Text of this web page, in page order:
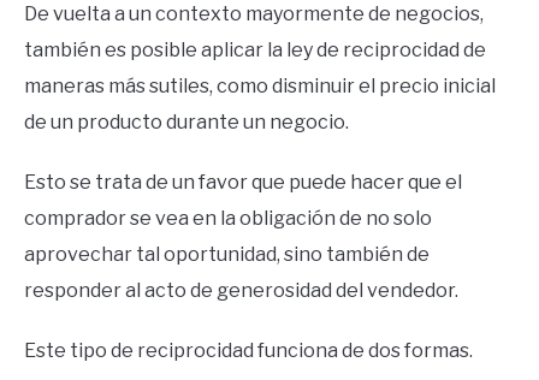
De vuelta a un contexto mayormente de negocios,
también es posible aplicar la ley de reciprocidad de
maneras más sutiles, como disminuir el precio inicial
de un producto durante un negocio.
Esto se trata de un favor que puede hacer que el
comprador se vea en la obligación de no solo
aprovechar tal oportunidad, sino también de
responder al acto de generosidad del vendedor.
Este tipo de reciprocidad funciona de dos formas.